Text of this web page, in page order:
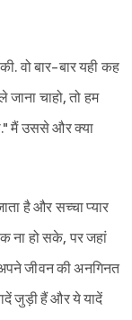
वो बार-बार यही कह
जाना चाहो, तो हम
मैं उससे और क्या
है और सच्चा प्यार
ना हो सके, पर जहां
जीवन की अनगिनत
जुड़ी हैं और ये यादें